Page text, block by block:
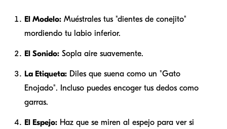
El Modelo: Muéstrales tus "dientes de conejito"
mordiendo tu labio inferior.
El Sonido: Sopla aire suavemente.
La Etiqueta: Diles que suena como un "Gato
Enojado". Incluso puedes encoger tus dedos como
garras.
El Espejo: Haz que se miren al espejo para ver si